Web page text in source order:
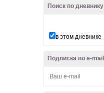
Поиск по дневнику
в этом дневнике
Подписка по e-mail